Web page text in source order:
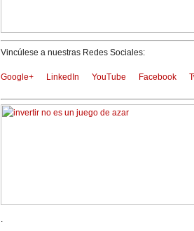
Vincúlese a nuestras Redes Sociales:
Google+ LinkedIn YouTube Facebook
.